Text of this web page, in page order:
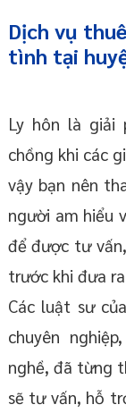
Dịch vụ thuê
tình tại
Ly hôn là giải
chồng khi các
vậy bạn nên
người am hiểu
để được tư
trước khi đưa
Các luật sư
chuyên
nghề, đã từng
sẽ tư vấn, hỗ